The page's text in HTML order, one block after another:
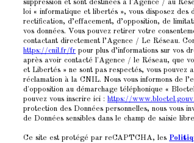
suppression et sont destinées à l'Agence / au
loi « informatique et libertés », vous disposez des
rectification, d’effacement, d’opposition, de
vos données. Vous pouvez retirer votre
contactant directement l’Agence / Le Réseau.
https://cnil.fr/fr pour plus d’informations sur vos
après avoir contacté l'Agence / le Réseau, que
et Libertés » ne sont pas respectés, vous pouvez
réclamation à la CNIL. Nous vous informons de
d'opposition au démarchage téléphonique «
pouvez vous inscrire ici : https://
protection des Données personnelles, nous vous
de Données sensibles dans le champ de saisie
Ce site est protégé par reCAPTCHA, les